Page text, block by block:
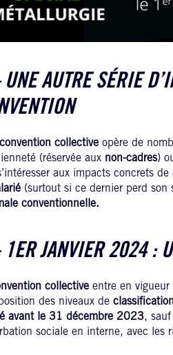
AUTRE SÉRIE
convention collectiveopère de
(réservée aux non-cadres)
aux impacts concrets
(surtout si ce dernier perd son
conventionnelle.
JANVIER 2024 :
collective entre en vigueur
des niveaux de
avant le 31 décembre 2023, sauf
sociale en interne, avec les